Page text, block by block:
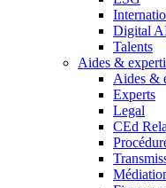
Digital
Talents
Aides &
Aides &
Experts
Legal
CEd